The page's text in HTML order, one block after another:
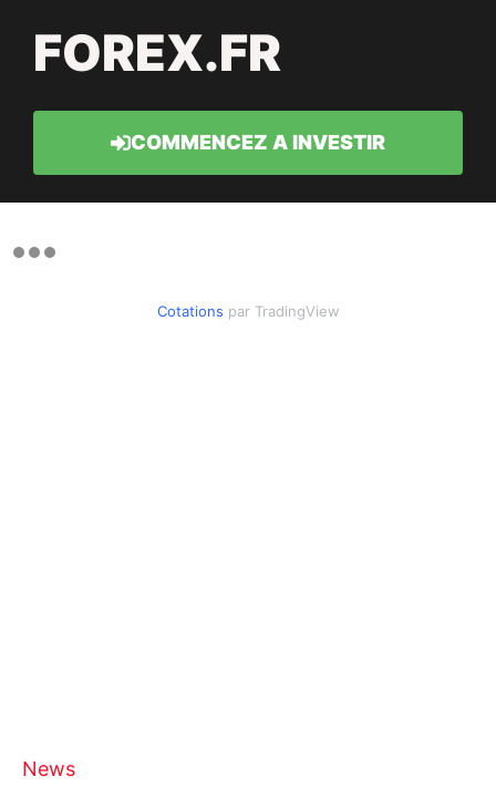
FOREX.FR
COMMENCEZ A INVESTIR
Cotations par TradingView
News